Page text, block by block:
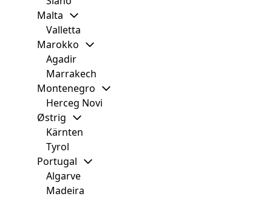
Malta
Valletta
Marokko
Agadir
Marrakech
Montenegro
Herceg Novi
Østrig
Kärnten
Tyrol
Portugal
Algarve
Madeira